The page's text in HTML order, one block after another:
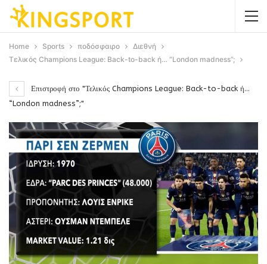
Home Sports ποδόσφαιρο
Διεθνή
Τελικός Champions League: Back-to-back ή… “London madness”;
Επιστροφή στο "Τελικός Champions League: Back-to-back ή…
“London madness”;"